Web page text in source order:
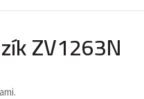
ZV1263N